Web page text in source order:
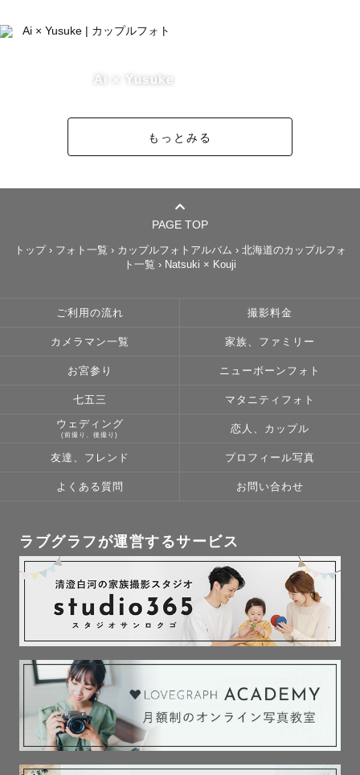
Ai × Yusuke
もっとみる
PAGE TOP
トップ› フォト一覧 › カップルフォトアルバム › 北海道のカップルフォ
ト一覧 › Natsuki × Kouji
ご利用の流れ 撮影料金
カメラマン一覧 家族、ファミリー
お宮参り ニューボーンフォト
七五三 マタニティフォト
ウェディング
(前撮り、後撮り)
恋人、カップル
友達、フレンド プロフィール写真
よくある質問 お問い合わせ
ラブグラフが運営するサービス